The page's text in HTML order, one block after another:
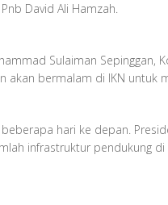
David Ali Hamzah.
Sulaiman
akan bermalam di IKN untuk
hari ke depan.
infrastruktur pendukung